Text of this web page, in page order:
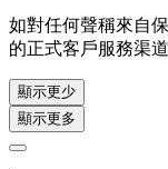
如對任何聲稱來自
的正式客戶服務渠
顯示更少
顯示更多